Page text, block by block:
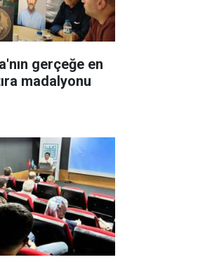
gerçeğe en
madalyonu